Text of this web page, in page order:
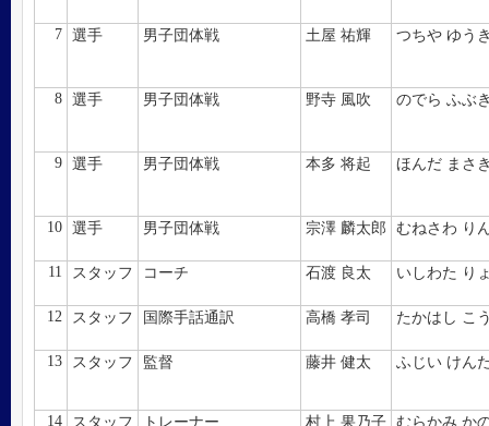
7 選手 男子団体戦 土屋 祐輝 つちや ゆう
8 選手 男子団体戦 野寺 風吹 のでら ふぶ
9 選手 男子団体戦 本多 将起 ほんだ まさ
10 選手 男子団体戦 宗澤 麟太郎 むねさわ り
11 スタッフ コーチ 石渡 良太 いしわた り
12 スタッフ 国際手話通訳 高橋 孝司 たかはし こ
13 スタッフ 監督 藤井 健太 ふじい けん
14 スタッフ トレーナー 村上 果乃子 むらかみ か